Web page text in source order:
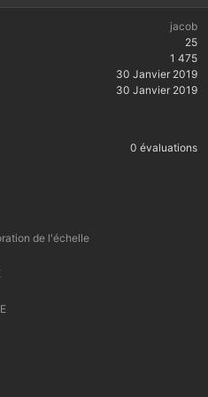
jacob
25
1 475
30 Janvier 2019
30 Janvier 2019
0 évaluations
de l'échelle